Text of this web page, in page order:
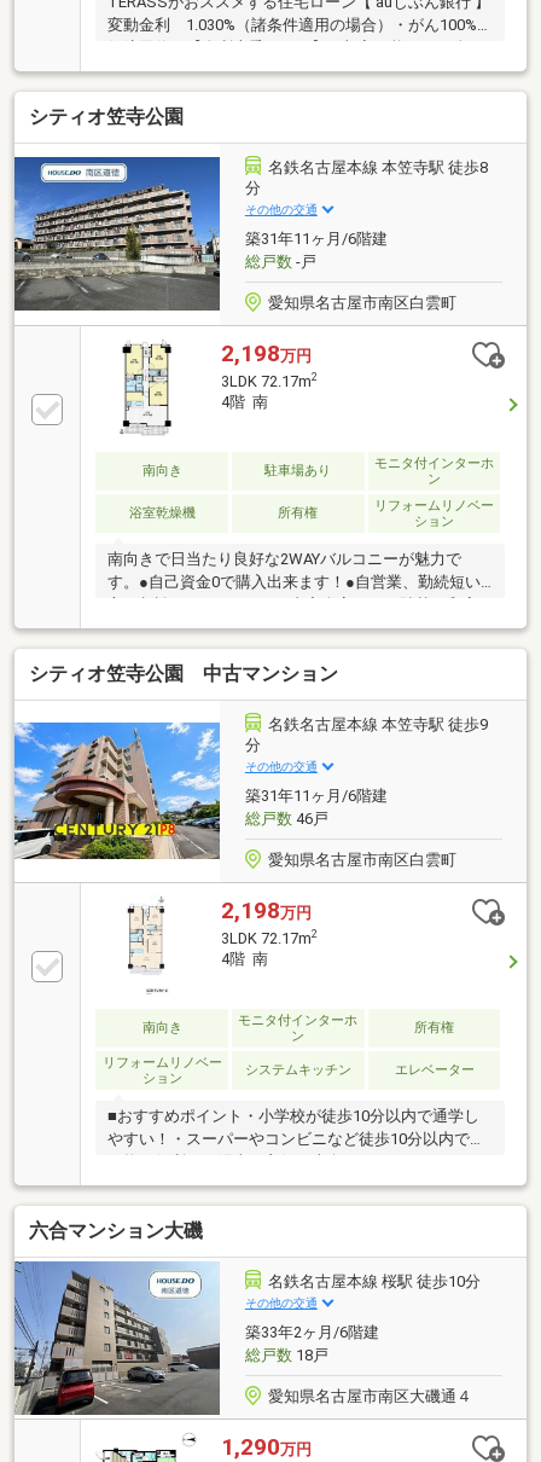
変動金利 1.030%（諸条件適用の場合）・がん100%
保障団信が【金利上乗せなし】で加入可能！・頭金0
円でも可能！・諸費用も、物件価格の10%までは融資
可能！※2026年8月現在■スーパー・コンビニが徒歩5分
圏内◎■大切なペットと暮らせます※細則あり■モニタ
ー付きインターホン有【リフォーム内容】○新規交
換：キッチン、ユニットバス、温水洗浄機能付トイ
レ、洗面台、洗濯機防水パン○張替：フローリング、
クロス○浴室乾燥機新規設置、シーリングライト取付○
設置：センサーライト、ダウンライト○ハウスクリー
ニング 他
シティオ笠寺公園
名鉄名古屋本線 本笠寺駅 徒歩8
分
その他の交通
築31年11ヶ月/6階建
総戸数-戸
愛知県名古屋市南区白雲町
2,198万円
3LDK 72.17m2
4階 南
南向き 駐車場あり
モニタ付インターホ
ン
浴室乾燥機 所有権
リフォームリノベー
ション
南向きで日当たり良好な2WAYバルコニーが魅力で
す。●自己資金0で購入出来ます！●自営業、勤続短い
を洋室に変更、フローリング貼替、ユニットバス、キ
ッチン、洗面台、トイレ、給湯機、建具、スイッチ、
コンセント、下駄箱、トイレ・洗面室クッションフロ
ア貼替、各照明設置済み。■周辺環境笠東小学校 約
650ｍ本城中学校 約700ｍマックスバリュエクスプレ
ス笠寺店 約550ｍヤマダイ笠寺店 約780ｍドラッグ
スギヤマ笠寺店 約570ｍファミリーマート笠寺西門
店 約650ｍ医療法人緑翔会小松病院 約450ｍ笠寺公
園 約120ｍ
シティオ笠寺公園 中古マンション
名鉄名古屋本線 本笠寺駅 徒歩9
分
その他の交通
築31年11ヶ月/6階建
総戸数46戸
愛知県名古屋市南区白雲町
2,198万円
3LDK 72.17m2
4階 南
南向き
モニタ付インターホ
ン
所有権
リフォームリノベー
ション
システムキッチン エレベーター
■おすすめポイント・小学校が徒歩10分以内で通学し
やすい！・スーパーやコンビニなど徒歩10分以内で買
べての洋室にそれぞれ収納スペース付きの収納豊富な
間取り！□自己資金0で購入出来ます！□自営業、勤続
短い方ご相談を！□今すぐ内覧大歓迎！□深夜問い合わ
せ受け付けます！ご契約者様へプレゼント！マットレ
ス、エアコン、TV、食洗機、冷蔵庫、洗濯機、掃除機
の中からお選び頂けます。(景品法規約上限内商品）プ
レゼント情報見ましたとお伝え下さい♪
六合マンション大磯
名鉄名古屋本線 桜駅 徒歩10分
その他の交通
築33年2ヶ月/6階建
総戸数18戸
愛知県名古屋市南区大磯通４
1,290万円